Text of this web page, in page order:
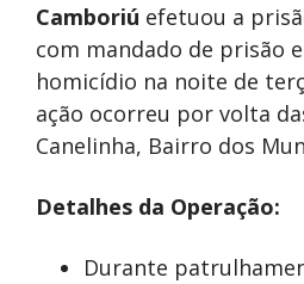
Camboriú efetuou a
com mandado de prisão
homicídio na noite de
ação ocorreu por volta
Canelinha, Bairro dos
Detalhes da Operação:
Durante